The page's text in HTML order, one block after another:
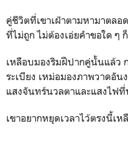
คู่ชีวิตที่เขาเฝ้าตามหามาตลอ
ที่ไม่ถูก ไม่ต้องเอ่ยคำขอใด ๆ
เหลือบมองริมฝีปากคู่นั้นแล้ว
ระเบียง เหม่อมองภาพวาดอัน
แสงจันทร์นวลตาและแสงไฟ
เขาอยากหยุดเวลาไว้ตรงนี้เห